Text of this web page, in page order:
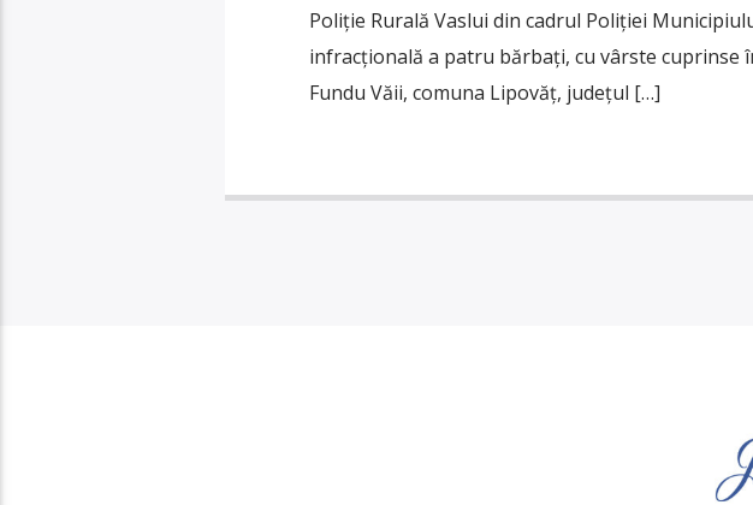
Poliție Rurală Vaslui din cadrul Poliției
infracțională a patru bărbați, cu vârste cuprinse
Fundu Văii, comuna Lipovăț, județul […]